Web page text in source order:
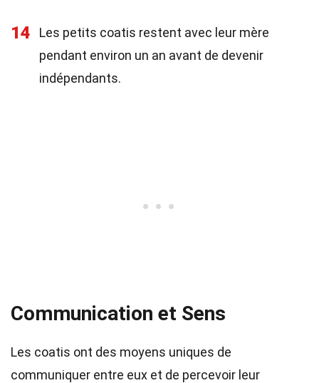
14
Les petits coatis restent avec leur mère
pendant environ un an avant de devenir
indépendants.
Communication et Sens
Les coatis ont des moyens uniques de
communiquer entre eux et de percevoir leur